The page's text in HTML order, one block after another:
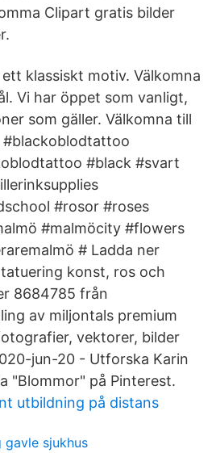
Clipart gratis bilder
klassiskt motiv. Välkomna
Vi har öppet som vanligt,
som gäller. Välkomna till
#blackoblodtattoo
#black #svart
#rosor #roses
#malmöcity #flowers
# Ladda ner
konst, ros och
8684785 från
av miljontals premium
vektorer, bilder
jun-20 - Utforska Karin
"Blommor" på Pinterest.
utbildning på distans
sjukhus